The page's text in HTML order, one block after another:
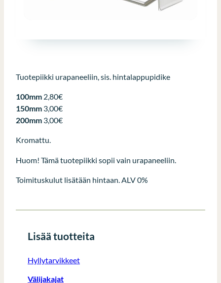
Tuotepiikki urapaneeliin, sis. hintalappupidike
100mm 2,80€
150mm 3,00€
200mm 3,00€
Kromattu.
Huom! Tämä tuotepiikki sopii vain urapaneeliin.
Toimituskulut lisätään hintaan. ALV 0%
Lisää tuotteita
Hyllytarvikkeet
Välijakajat